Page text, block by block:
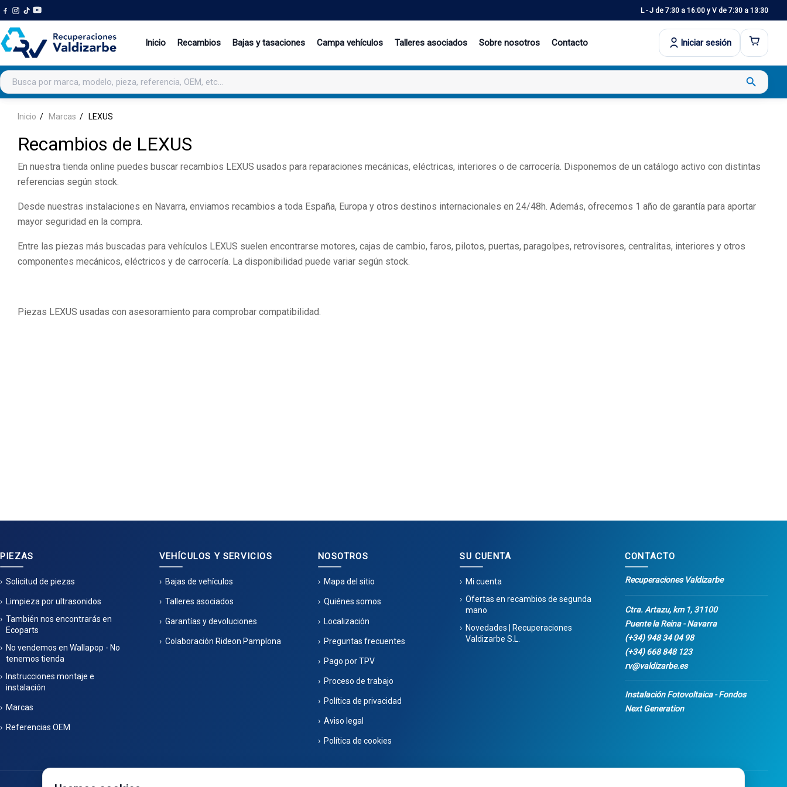
L - J de 7:30 a 16:00 y V de 7:30 a 13:30
Inicio Recambios Bajas y tasaciones Campa vehículos Talleres asociados Sobre nosotros Contacto Iniciar sesión
Buscar productos search
Inicio Marcas LEXUS
Recambios de LEXUS
En nuestra tienda online puedes buscar recambios LEXUS usados para reparaciones mecánicas, eléctricas, interiores o de carrocería. Disponemos de un catálogo activo con distintas
referencias según stock.
Desde nuestras instalaciones en Navarra, enviamos recambios a toda España, Europa y otros destinos internacionales en 24/48h. Además, ofrecemos 1 año de garantía para aportar
mayor seguridad en la compra.
Entre las piezas más buscadas para vehículos LEXUS suelen encontrarse motores, cajas de cambio, faros, pilotos, puertas, paragolpes, retrovisores, centralitas, interiores y otros
componentes mecánicos, eléctricos y de carrocería. La disponibilidad puede variar según stock.
Piezas LEXUS usadas con asesoramiento para comprobar compatibilidad.
PIEZAS
Solicitud de piezas
Limpieza por ultrasonidos
También nos encontrarás en
Ecoparts
No vendemos en Wallapop - No
tenemos tienda
Instrucciones montaje e
instalación
Marcas
Referencias OEM
VEHÍCULOS Y SERVICIOS
Bajas de vehículos
Talleres asociados
Garantías y devoluciones
Colaboración Rideon Pamplona
NOSOTROS
Mapa del sitio
Quiénes somos
Localización
Preguntas frecuentes
Pago por TPV
Proceso de trabajo
Política de privacidad
Aviso legal
Política de cookies
SU CUENTA
Mi cuenta
Ofertas en recambios de segunda
mano
Novedades | Recuperaciones
Valdizarbe S.L.
CONTACTO
Recuperaciones Valdizarbe
Ctra. Artazu, km 1, 31100
Puente la Reina - Navarra
(+34) 948 34 04 98
(+34) 668 848 123
rv@valdizarbe.es
Instalación Fotovoltaica - Fondos
Next Generation